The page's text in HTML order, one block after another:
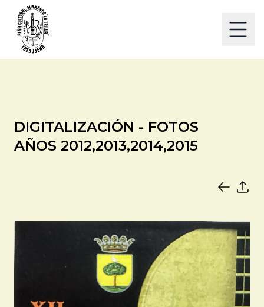
DIGITALIZACIÓN - FOTOS
AÑOS 2012,2013,2014,2015